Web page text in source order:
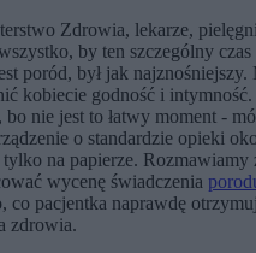
Zdrowia, lekarze,
by ten szczególny
poród, był jak najznośniejszy.
kobiecie godność i
bo nie jest to łatwy moment -
o standardzie opieki
tylko na papierze.
wycenę świadczenia
co pacjentka naprawdę
zdrowia.